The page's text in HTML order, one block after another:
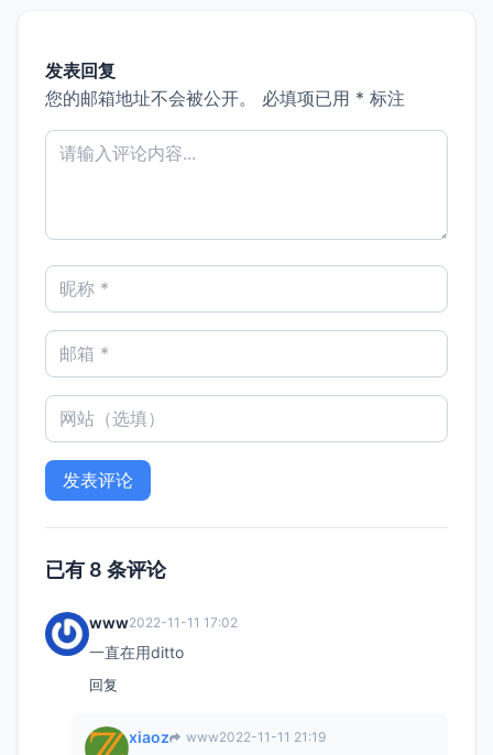
发表回复
您的邮箱地址不会被公开。
必填项已用 * 标注
已有 8 条评论
www2022-11-11 17:02
一直在用ditto
回复
xiaoz www2022-11-11 21:19